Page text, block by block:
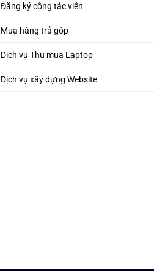
Đăng ký cộng tác viên
Mua hàng trả góp
Dịch vụ Thu mua Laptop
Dịch vụ xây dựng Website